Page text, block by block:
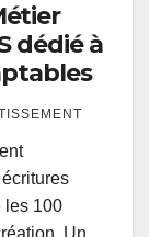
dédié à
les 100